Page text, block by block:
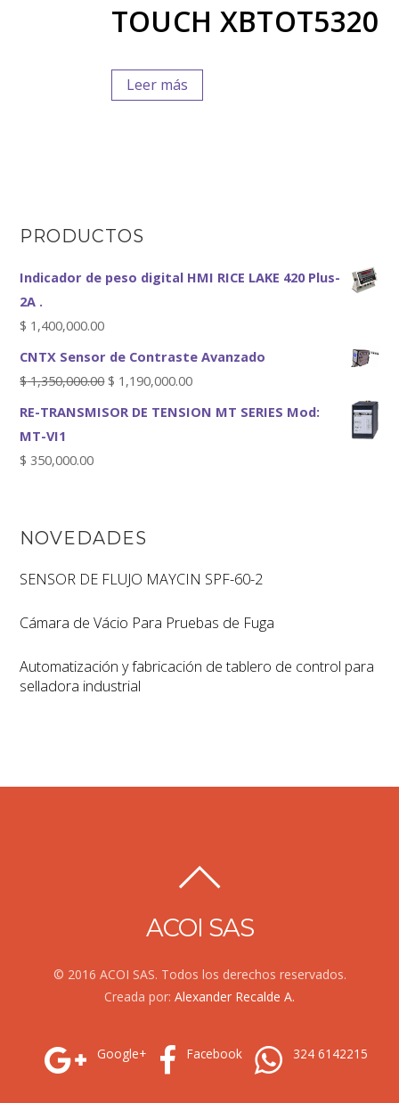
TOUCH XBTOT5320
Leer más
PRODUCTOS
Indicador de peso digital HMI RICE LAKE 420 Plus-
2A .
$ 1,400,000.00
CNTX Sensor de Contraste Avanzado
$1,350,000.00 $ 1,190,000.00
RE-TRANSMISOR DE TENSION MT SERIES Mod:
MT-VI1
$ 350,000.00
NOVEDADES
SENSOR DE FLUJO MAYCIN SPF-60-2
Cámara de Vácio Para Pruebas de Fuga
Automatización y fabricación de tablero de control para
selladora industrial
ACOI SAS
© 2016 ACOI SAS. Todos los derechos reservados.
Creada por: Alexander Recalde A.
Google+ Facebook 324 6142215